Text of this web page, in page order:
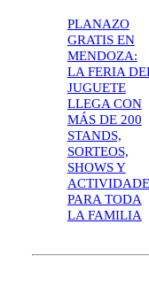
PLANAZO
GRATIS EN
MENDOZA:
LA FERIA
JUGUETE
LLEGA CON
MÁS DE 200
STANDS,
SORTEOS,
SHOWS Y
PARA TODA
LA FAMILIA